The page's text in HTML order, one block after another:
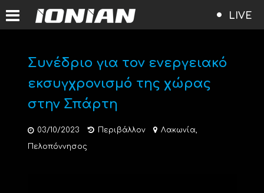
LIVE
Συνέδριο για τον ενεργειακό
εκσυγχρονισμό της χώρας
στην Σπάρτη
03/10/2023 Περιβάλλον Λακωνία,
Πελοπόννησος